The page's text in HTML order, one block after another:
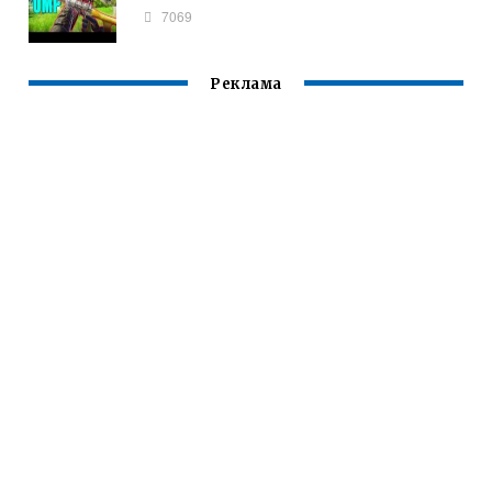
7069
Реклама